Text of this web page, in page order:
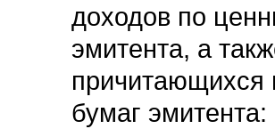
доходов по
эмитента, а
причитающихся
бумаг эмитента: